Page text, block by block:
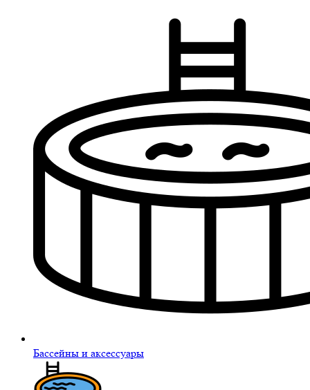
Бассейны и аксессуары